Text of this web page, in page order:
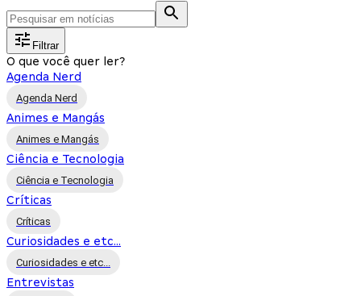
Filtrar
O que você quer ler?
Agenda Nerd
Agenda Nerd
Animes e Mangás
Animes e Mangás
Ciência e Tecnologia
Ciência e Tecnologia
Críticas
Críticas
Curiosidades e etc...
Curiosidades e etc...
Entrevistas